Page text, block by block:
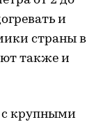
и
страны в
также и
с крупными